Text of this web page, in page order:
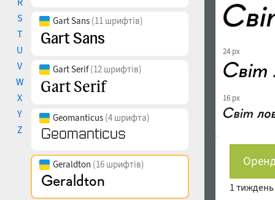
S
T
U
V
W
X
Y
Z
Gart Sans (11 шрифтів)
Gart Serif(12 шрифтів)
Geomanticus (4 шрифта)
Geraldton (16 шрифтів)
24 px
16 px
1